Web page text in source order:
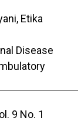
Etika
Disease
9 No. 1